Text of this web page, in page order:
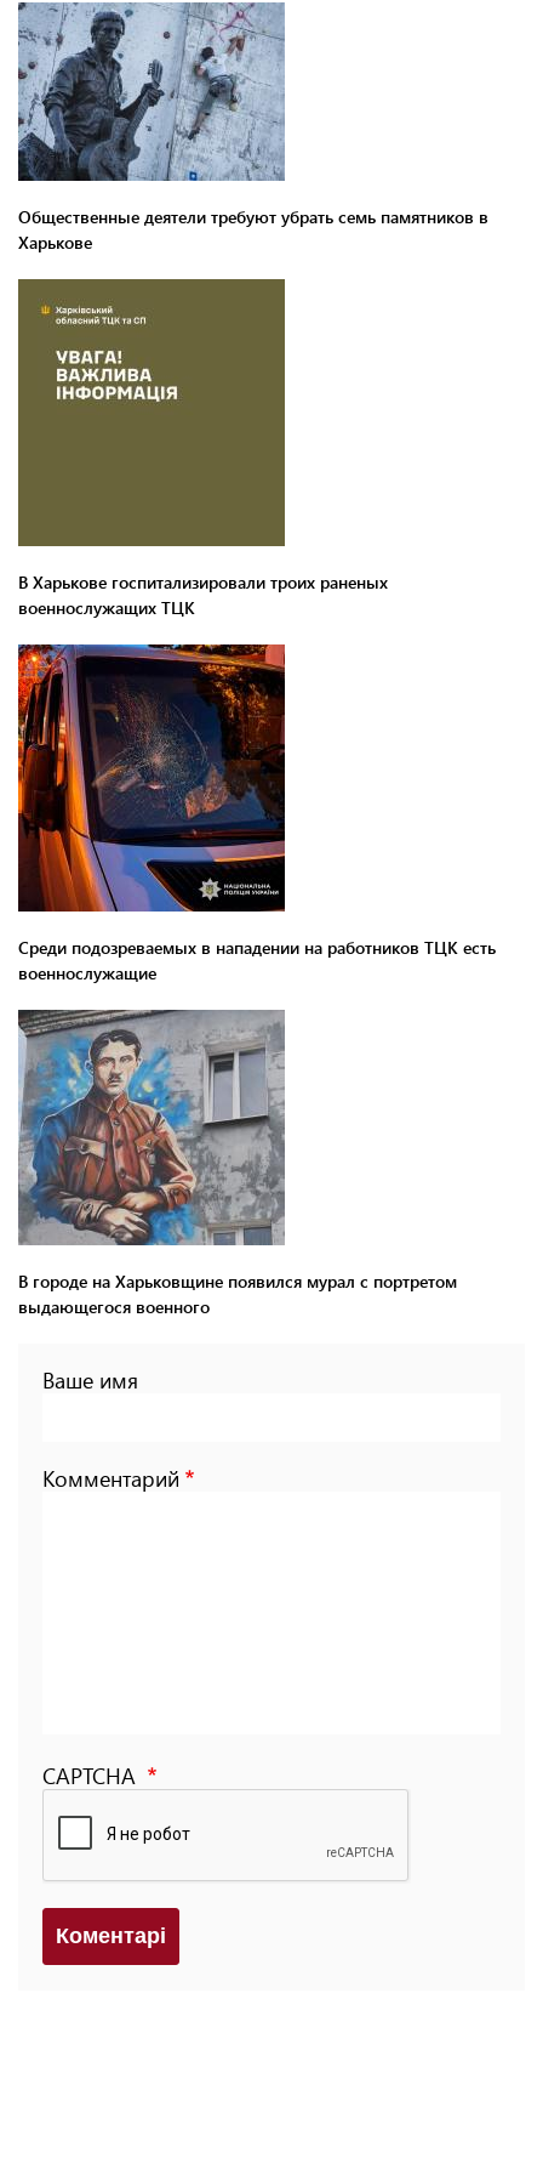
Общественные деятели требуют убрать семь памятников в
Харькове
В Харькове госпитализировали троих раненых
военнослужащих ТЦК
Среди подозреваемых в нападении на работников ТЦК есть
военнослужащие
В городе на Харьковщине появился мурал с портретом
выдающегося военного
Ваше имя
Комментарий
CAPTCHA
Коментарi